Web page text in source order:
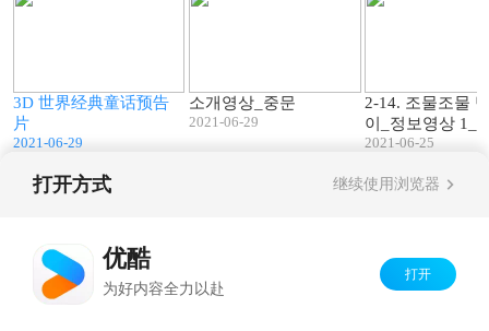
3D 世界经典童话预告
片
2021-06-29
소개영상_중문
2021-06-29
2-14. 조물조물
이_정보영상 1_
2021-06-25
打开方式 继续使用浏览器
优酷
为好内容全力以赴
打开